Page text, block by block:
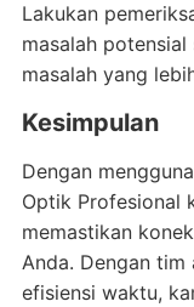
Lakukan
masalah
masalah yang
Kesimpulan
Dengan
Optik Profesional
memastikan
Anda. Dengan tim
efisiensi waktu,